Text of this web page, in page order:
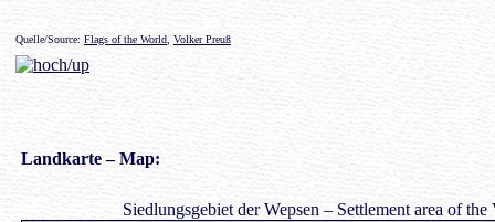
Quelle/Source: Flags of the World Volker Preuß
Landkarte– Map:
Siedlungsgebiet der Wepsen – Settlement area of the